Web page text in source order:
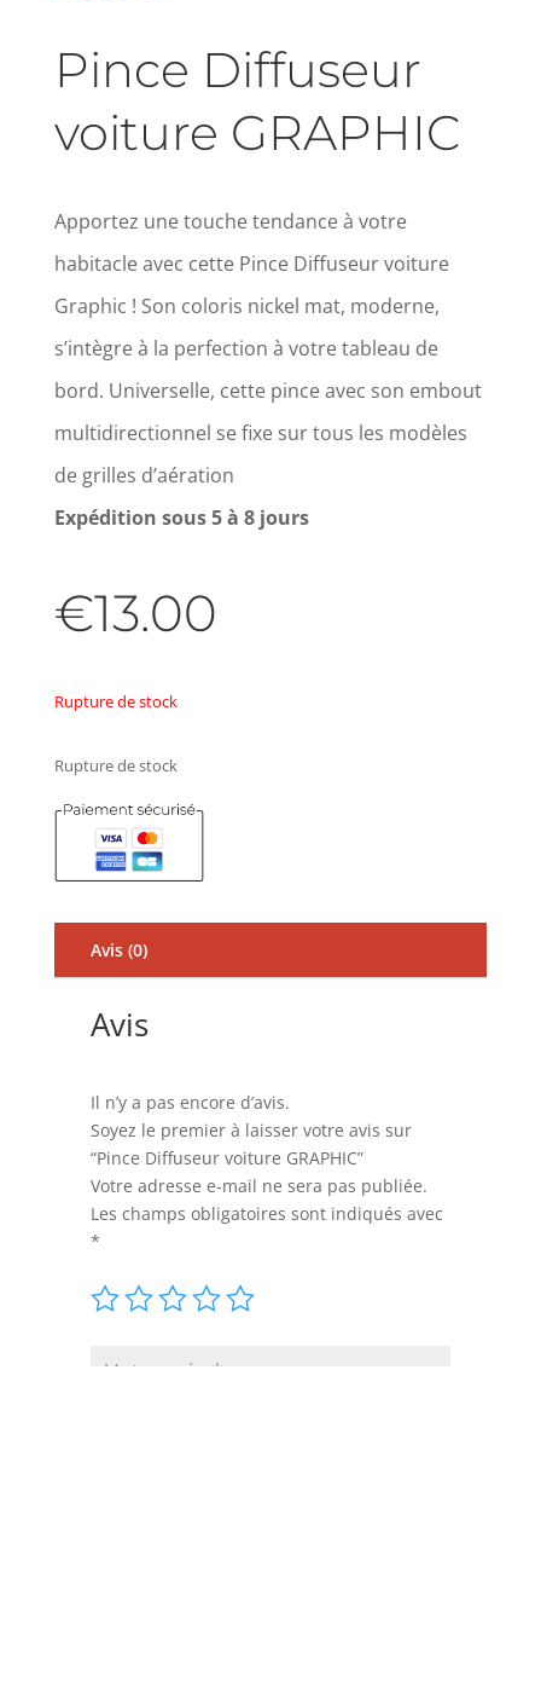
Pince Diffuseur
voiture GRAPHIC
Apportez une touche tendance à votre
habitacle avec cette Pince Diffuseur voiture
Graphic ! Son coloris nickel mat, moderne,
s’intègre à la perfection à votre tableau de
bord. Universelle, cette pince avec son embout
multidirectionnel se fixe sur tous les modèles
de grilles d’aération
Expédition sous 5 à 8 jours
€13.00
Rupture de stock
Rupture de stock
Avis (0)
Avis
Il n’y a pas encore d’avis.
Soyez le premier à laisser votre avis sur
“Pince Diffuseur voiture GRAPHIC”
Votre adresse e-mail ne sera pas publiée.
Les champs obligatoires sont indiqués avec
*